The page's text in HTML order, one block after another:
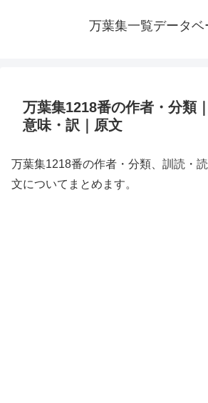
万葉集一覧データベ
万葉集1218番の作者・分類
意味・訳｜原文
万葉集1218番の作者・分類、訓読・
文についてまとめます。